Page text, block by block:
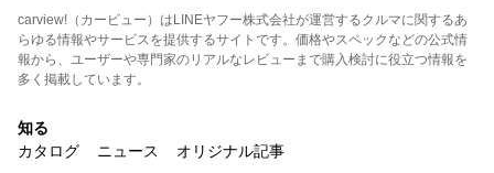
carview!（カービュー）はLINEヤフー株式会社が運営するクルマに関するあ
らゆる情報やサービスを提供するサイトです。価格やスペックなどの公式情
報から、ユーザーや専門家のリアルなレビューまで購入検討に役立つ情報を
多く掲載しています。
知る
カタログ
ニュース オリジナル記事